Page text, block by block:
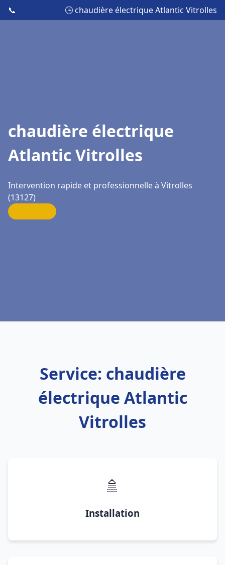
📞 🕒 chaudière électrique Atlantic Vitrolles
chaudière électrique
Atlantic Vitrolles
Intervention rapide et professionnelle à Vitrolles
(13127)
Service: chaudière
électrique Atlantic
Vitrolles
🚿
Installation